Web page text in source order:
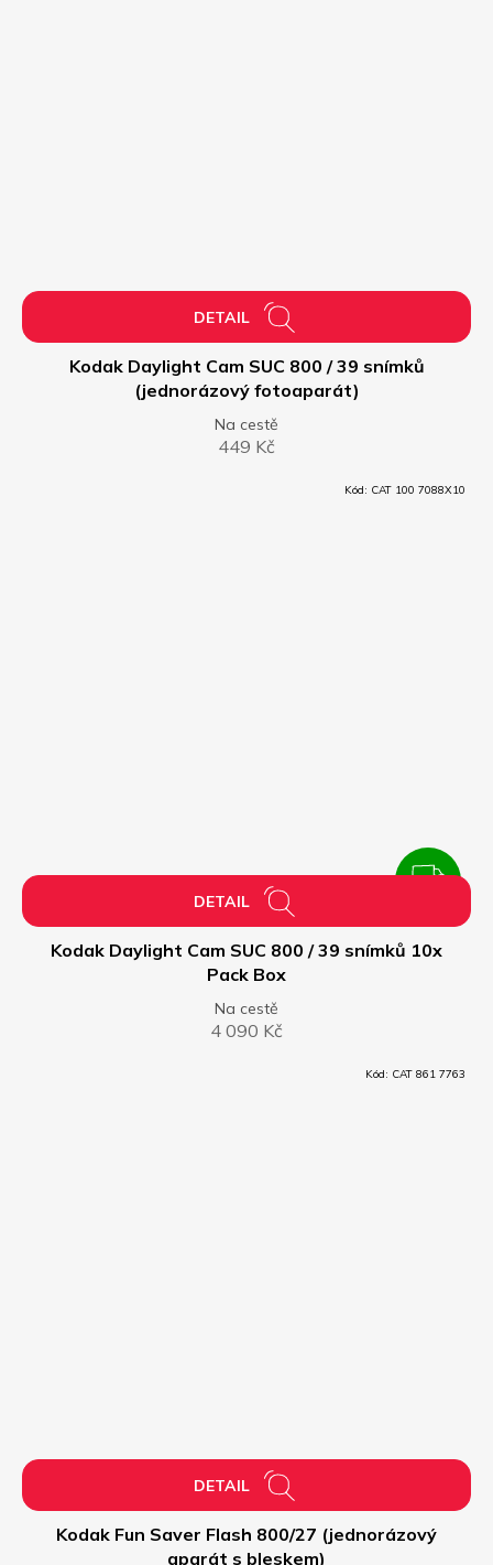
Kodak Daylight Cam SUC 800 / 39 snímků
(jednorázový fotoaparát)
Na cestě
449 Kč
DETAIL
Z
D
Kodak Daylight Cam SUC 800 / 39 snímků 10x
Pack Box
Na cestě
4 090 Kč
DETAIL
Kód: CAT 100 7088X10
Kodak Fun Saver Flash 800/27 (jednorázový
aparát s bleskem)
DETAIL
Kód: CAT 861 7763